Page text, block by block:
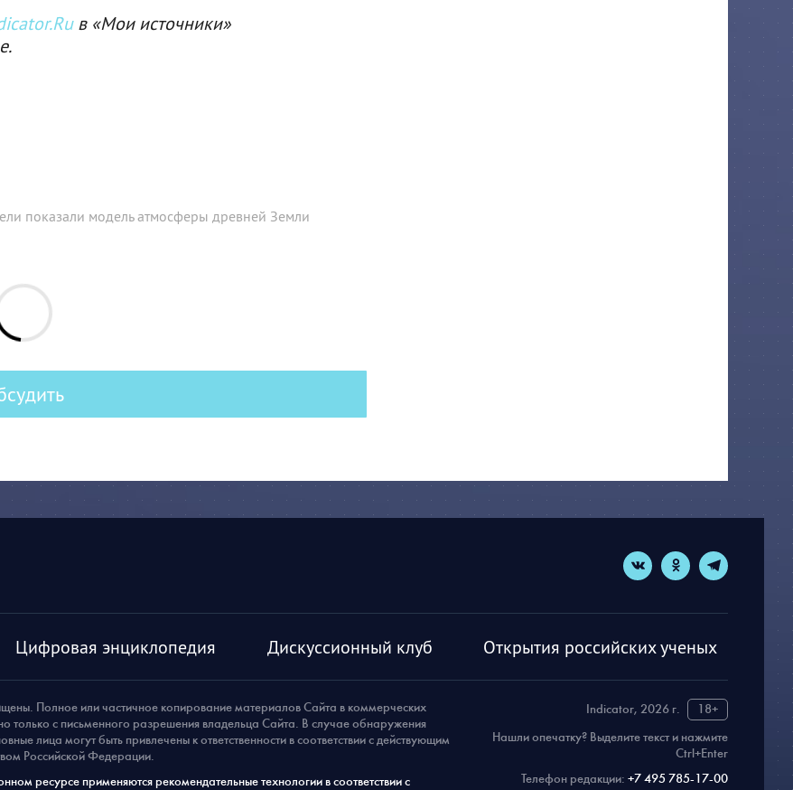
в «Мои источники»
показали модель атмосферы древней Земли
Цифровая энциклопедия Дискуссионный клуб Открытия российских ученых
Indicator, 2026 г.
18+
Нашли опечатку? Выделите текст и нажмите
Ctrl+Enter
Телефон редакции: +7 495 785-17-00
Полное или частичное копирование материалов Сайта в коммерческих
только с письменного разрешения владельца Сайта. В случае обнаружения
лица могут быть привлечены к ответственности в соответствии с действующим
Российской Федерации.
ресурсе применяются рекомендательные технологии в соответствии с